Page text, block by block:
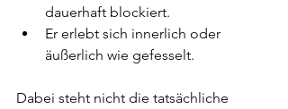
dauerhaft blockiert.
Er erlebt sich innerlich oder
äußerlich wie gefesselt.
Dabei steht nicht die tatsächliche